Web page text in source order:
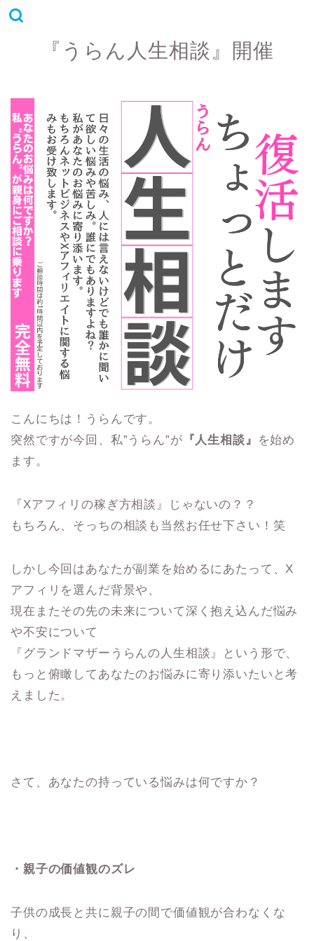
『うらん人生相談』開催
こんにちは！うらんです。
突然ですが今回、私”うらん”が 『人生相談』
を始め
ます。
『Xアフィリの稼ぎ方相談』じゃないの？？
もちろん、そっちの相談も当然お任せ下さい！笑
しかし今回はあなたが副業を始めるにあたって、X
アフィリを選んだ背景や、
現在またその先の未来について深く抱え込んだ悩み
や不安について
『グランドマザーうらんの人生相談』という形で、
もっと俯瞰してあなたのお悩みに寄り添いたいと考
えました。
さて、あなたの持っている悩みは何ですか？
・親子の価値観のズレ
子供の成長と共に親子の間で価値観が合わなくな
り、